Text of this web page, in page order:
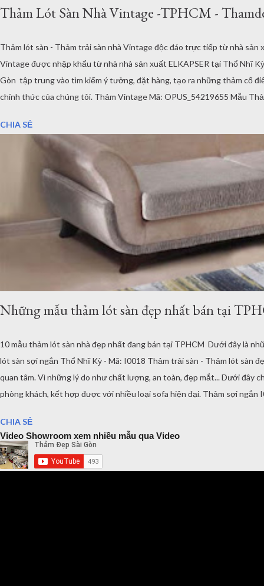
Thảm Lót Sàn Nhà Vintage -TPHCM -
Thảm lót sàn - Thảm trải sàn nhà Vintage độc đáo trực tiếp từ nhà
Vintage được nhập khẩu từ nhà nhà sản xuất ELKAPSER tại Thổ Nhĩ
Gòn tập trung vào tìm kiếm ý tưởng, đặt hàng, tạo ra những thảm cổ
chính thức của chúng tôi. Thảm Vintage Mã: OPUS_54219655 Mẫu
CHIA SẺ
Những mẫu thảm lót sàn đẹp nhất bán tại
10 mẫu thảm lót sàn nhà đẹp nhất đang bán tại TPHCM Dưới đây là
lót sàn sợi ngắn Thổ Nhĩ Kỳ - Mã: I0018 Thảm trải sàn - Thảm lót sàn
quan tâm. Vì những lý do như chất lượng, an toàn, đẹp mắt... Dưới đây
phòng khách, kết hợp được với nhiều loại sofa hiện đại. Thảm sợi
CHIA SẺ
Video Showroom xem nhiều mẫu qua Video